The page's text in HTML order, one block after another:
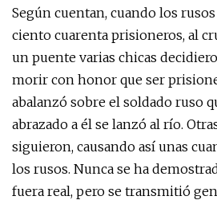
Según cuentan, cuando los
ciento cuarenta prisioneros, al
un puente varias chicas
morir con honor que ser
abalanzó sobre el soldado ruso
abrazado a él se lanzó al río.
siguieron, causando así unas
los rusos. Nunca se ha
fuera real, pero se transmitió